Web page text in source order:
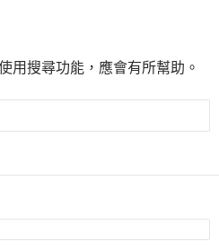
用搜尋功能，應會有所幫助。